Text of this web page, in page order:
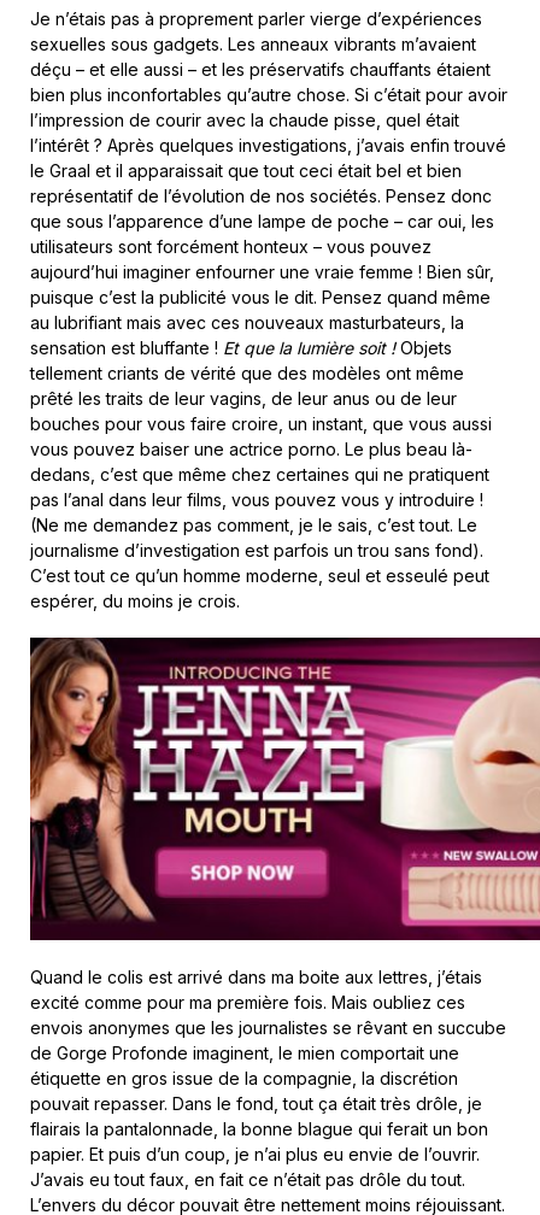
Je n’étais pas à proprement parler vierge d’expériences
sexuelles sous gadgets. Les anneaux vibrants m’avaient
déçu – et elle aussi – et les préservatifs chauffants étaient
bien plus inconfortables qu’autre chose. Si c’était pour avoir
l’impression de courir avec la chaude pisse, quel était
l’intérêt ? Après quelques investigations, j’avais enfin trouvé
le Graal et il apparaissait que tout ceci était bel et bien
représentatif de l’évolution de nos sociétés. Pensez donc
que sous l’apparence d’une lampe de poche – car oui, les
utilisateurs sont forcément honteux – vous pouvez
aujourd’hui imaginer enfourner une vraie femme ! Bien sûr,
puisque c’est la publicité vous le dit. Pensez quand même
au lubrifiant mais avec ces nouveaux masturbateurs, la
sensation est bluffante ! Et que la lumière soit !Objets
tellement criants de vérité que des modèles ont même
prêté les traits de leur vagins, de leur anus ou de leur
bouches pour vous faire croire, un instant, que vous aussi
vous pouvez baiser une actrice porno. Le plus beau là-
dedans, c’est que même chez certaines qui ne pratiquent
pas l’anal dans leur films, vous pouvez vous y introduire !
(Ne me demandez pas comment, je le sais, c’est tout. Le
journalisme d’investigation est parfois un trou sans fond).
C’est tout ce qu’un homme moderne, seul et esseulé peut
espérer, du moins je crois.
Quand le colis est arrivé dans ma boite aux lettres, j’étais
excité comme pour ma première fois. Mais oubliez ces
envois anonymes que les journalistes se rêvant en succube
de Gorge Profonde imaginent, le mien comportait une
étiquette en gros issue de la compagnie, la discrétion
pouvait repasser. Dans le fond, tout ça était très drôle, je
flairais la pantalonnade, la bonne blague qui ferait un bon
papier. Et puis d’un coup, je n’ai plus eu envie de l’ouvrir.
J’avais eu tout faux, en fait ce n’était pas drôle du tout.
L’envers du décor pouvait être nettement moins réjouissant.